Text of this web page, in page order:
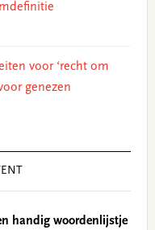
voor ‘recht om
genezen
handig woordenlijstje